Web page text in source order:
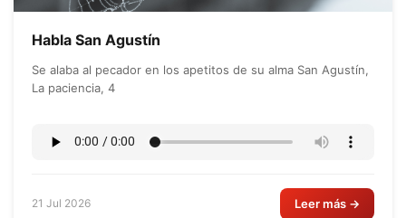
Habla San Agustín
Se alaba al pecador en los apetitos de su alma San Agustín,
La paciencia, 4
21 Jul 2026 Leer más →